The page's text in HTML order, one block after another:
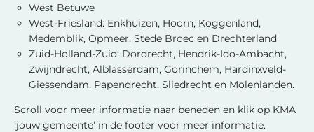
West Betuwe
West-Friesland: Enkhuizen, Hoorn, Koggenland,
Medemblik, Opmeer, Stede Broec en Drechterland
Zuid-Holland-Zuid: Dordrecht, Hendrik-Ido-Ambacht,
Zwijndrecht, Alblasserdam, Gorinchem, Hardinxveld-
Giessendam, Papendrecht, Sliedrecht en Molenlanden.
Scroll voor meer informatie naar beneden en klik op KMA
‘jouw gemeente’ in de footer voor meer informatie.